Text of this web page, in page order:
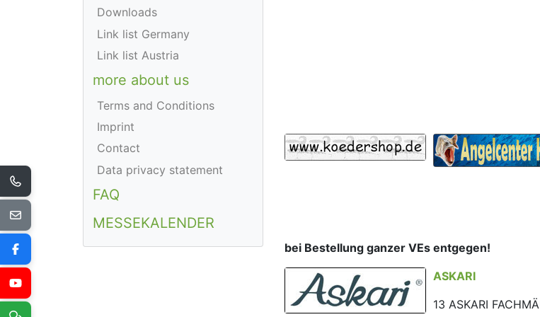
bei Bestellung ganzer VEs entgegen!
ASKARI
13 ASKARI
Downloads
Link list Germany
Link list Austria
more about us
Terms and Conditions
Imprint
Contact
Data privacy statement
FAQ
MESSEKALENDER